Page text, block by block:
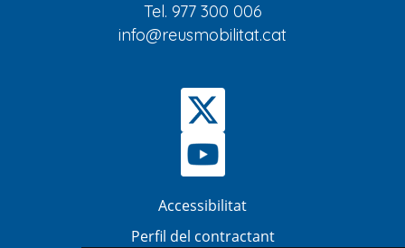
Tel. 977 300 006
info@reusmobilitat.cat
Accessibilitat
Perfil del contractant